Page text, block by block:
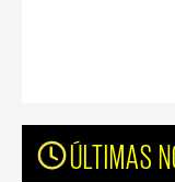
ÚLTIMAS